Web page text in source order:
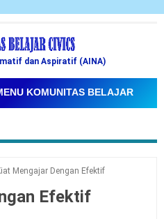
dan Aspiratif (AINA)
KOMUNITAS BELAJAR
Mengajar Dengan Efektif
Efektif